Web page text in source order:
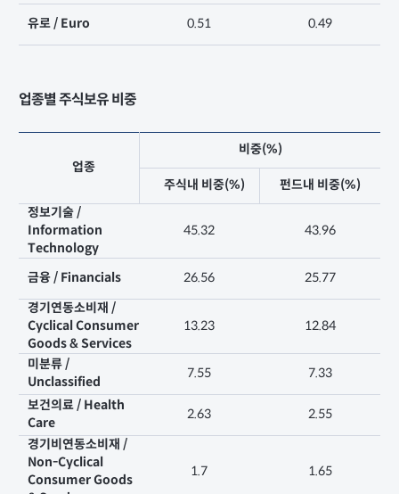
유로 / Euro 0.51 0.49
업종별 주식보유 비중
업종
비중(%)
주식내 비중(%)
펀드내 비중(%)
정보기술 /
Information
Technology
45.32 43.96
금융 / Financials 26.56
25.77
경기연동소비재 /
Cyclical Consumer
Goods & Services
13.23 12.84
미분류 /
Unclassified
7.55 7.33
보건의료 / Health
Care
2.63
2.55
경기비연동소비재 /
Non-Cyclical
Consumer Goods
1.7 1.65